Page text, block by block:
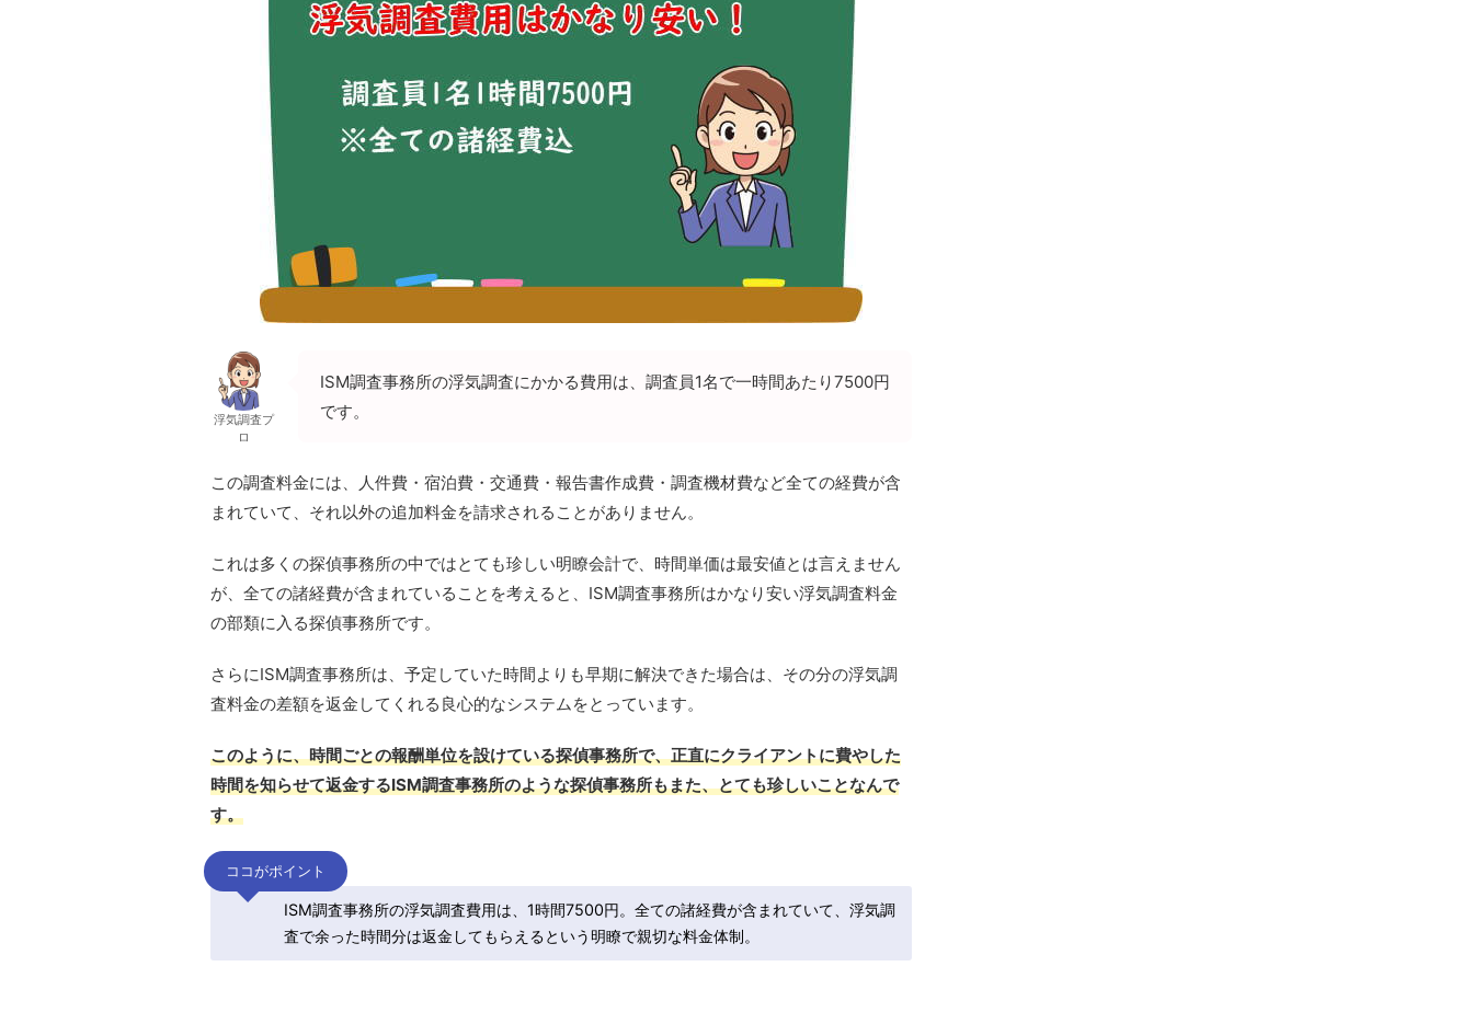
浮気調査プ
ロ
ISM調査事務所の浮気調査にかかる費用は、調査員1名で一時間あたり7500円
です。
この調査料金には、人件費・宿泊費・交通費・報告書作成費・調査機材費など全ての経費が含
まれていて、それ以外の追加料金を請求されることがありません。
これは多くの探偵事務所の中ではとても珍しい明瞭会計で、時間単価は最安値とは言えません
が、全ての諸経費が含まれていることを考えると、ISM調査事務所はかなり安い浮気調査料金
の部類に入る探偵事務所です。
さらにISM調査事務所は、予定していた時間よりも早期に解決できた場合は、その分の浮気調
査料金の差額を返金してくれる良心的なシステムをとっています。
このように、時間ごとの報酬単位を設けている探偵事務所で、正直にクライアントに費やした
時間を知らせて返金するISM調査事務所のような探偵事務所もまた、とても珍しいことなんで
す。
ココがポイント
ISM調査事務所の浮気調査費用は、1時間7500円。全ての諸経費が含まれていて、浮気調
査で余った時間分は返金してもらえるという明瞭で親切な料金体制。